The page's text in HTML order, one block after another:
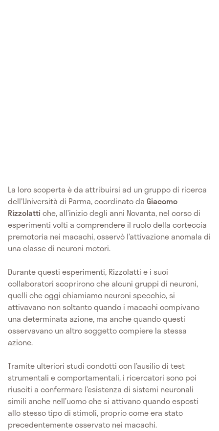
La loro scoperta è da attribuirsi ad un gruppo di ricerca
dell'Università di Parma, coordinato da Giacomo
Rizzolattiche, all’inizio degli anni Novanta, nel corso di
esperimenti volti a comprendere il ruolo della corteccia
premotoria nei macachi, osservò l’attivazione anomala di
una classe di neuroni motori.
Durante questi esperimenti, Rizzolatti e i suoi
collaboratori scoprirono che alcuni gruppi di neuroni,
quelli che oggi chiamiamo neuroni specchio, si
attivavano non soltanto quando i macachi compivano
una determinata azione, ma anche quando questi
osservavano un altro soggetto compiere la stessa
azione.
Tramite ulteriori studi condotti con l’ausilio di test
strumentali e comportamentali, i ricercatori sono poi
riusciti a confermare l’esistenza di sistemi neuronali
simili anche nell’uomo che si attivano quando esposti
allo stesso tipo di stimoli, proprio come era stato
precedentemente osservato nei macachi.